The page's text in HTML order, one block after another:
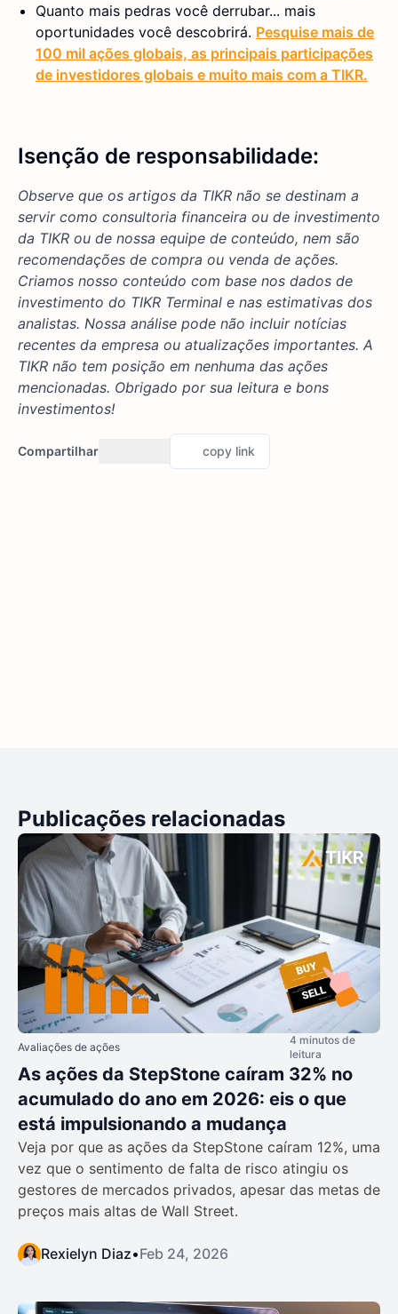
Quanto mais pedras você derrubar... mais
oportunidades você descobrirá. Pesquise mais de
100 mil ações globais, as principais participações
de investidores globais e muito mais com a TIKR.
Isenção de responsabilidade:
Observe que os artigos da TIKR não se destinam a
servir como consultoria financeira ou de investimento
da TIKR ou de nossa equipe de conteúdo, nem são
recomendações de compra ou venda de ações.
Criamos nosso conteúdo com base nos dados de
investimento do TIKR Terminal e nas estimativas dos
analistas. Nossa análise pode não incluir notícias
recentes da empresa ou atualizações importantes. A
TIKR não tem posição em nenhuma das ações
mencionadas. Obrigado por sua leitura e bons
investimentos!
Compartilhar copy link
Publicações relacionadas
Avaliações de ações
4 minutos de
leitura
As ações da StepStone caíram 32% no
acumulado do ano em 2026: eis o que
está impulsionando a mudança
Veja por que as ações da StepStone caíram 12%, uma
vez que o sentimento de falta de risco atingiu os
gestores de mercados privados, apesar das metas de
preços mais altas de Wall Street.
Rexielyn Diaz•Feb 24, 2026